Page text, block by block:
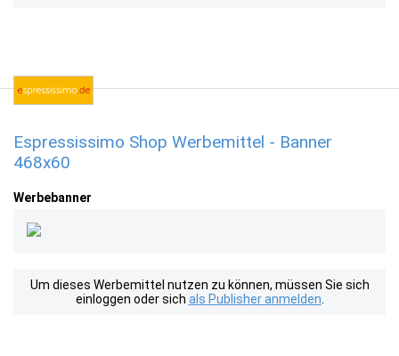
Espressissimo Shop Werbemittel - Banner
468x60
Werbebanner
Um dieses Werbemittel nutzen zu können, müssen Sie sich
einloggen oder sich als Publisher anmelden